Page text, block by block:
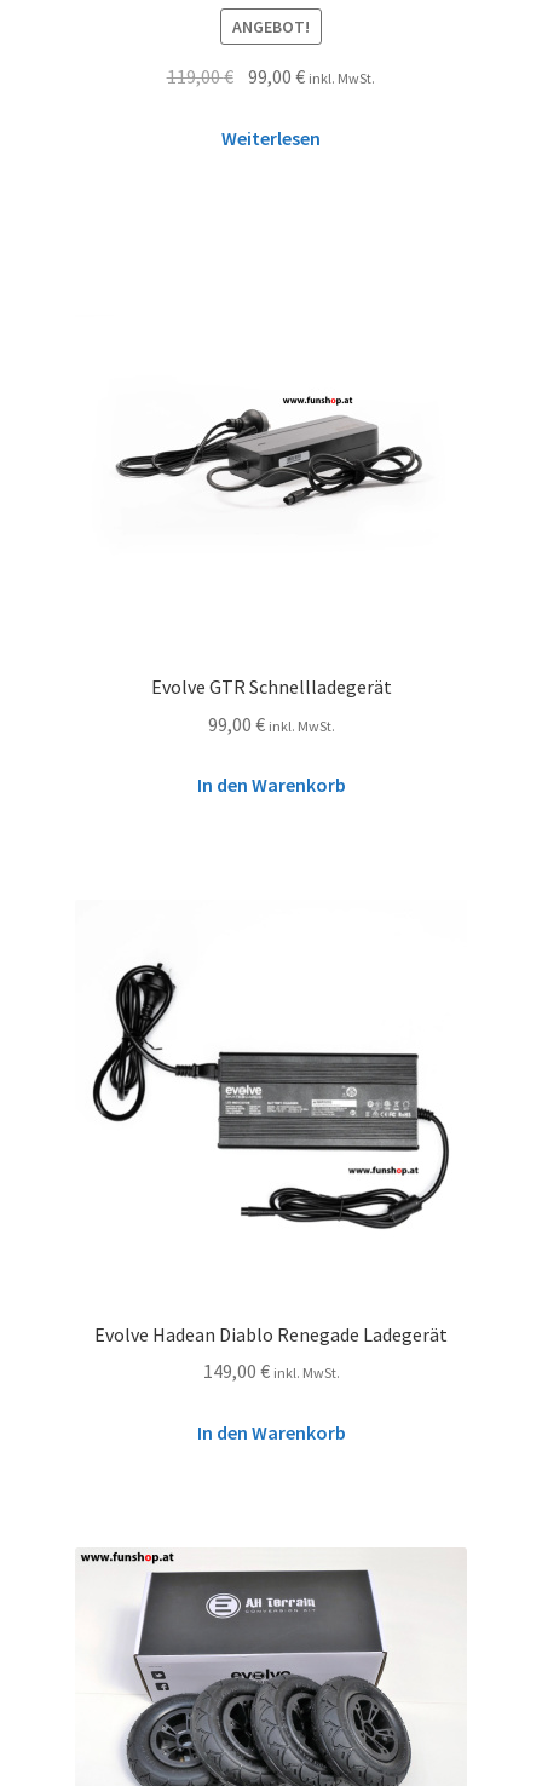
ANGEBOT!
119,00€ 99,00€ inkl. MwSt.
Weiterlesen
Evolve GTR Schnellladegerät
99,00 € inkl. MwSt.
In den Warenkorb
Evolve Hadean Diablo Renegade Ladegerät
149,00 € inkl. MwSt.
In den Warenkorb